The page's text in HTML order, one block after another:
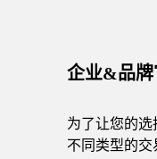
企业&品牌
为了让您的选
不同类型的